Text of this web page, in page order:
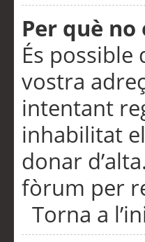
Per què
És
vostra
intentant
inhabilitat
donar
fòrum per
Torna a